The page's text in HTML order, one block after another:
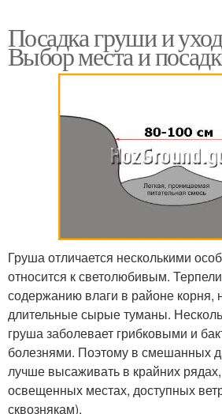
Посадка груши и
Выбор места и
Груша отличается несколькими
относится к светолюбивым.
содержанию влаги в районе корня,
длительные сырые туманы.
груша заболевает грибковыми и
болезнями. Поэтому в смешанных
лучше высаживать в крайних
освещенных местах, доступных
сквознякам).